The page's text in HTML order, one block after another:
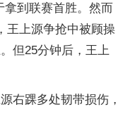
到联赛首胜。然而
王上源争抢中被顾操
但25分钟后，王上
右踝多处韧带损伤，